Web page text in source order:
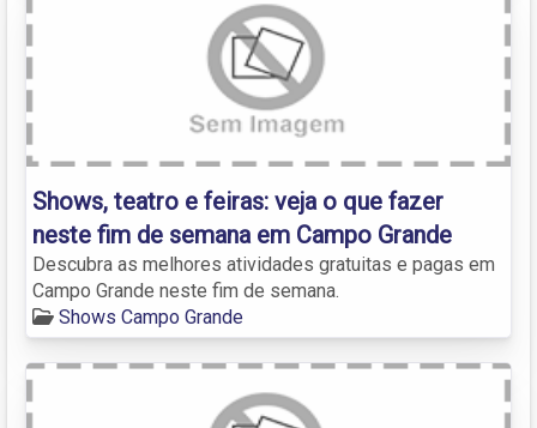
Shows, teatro e feiras: veja o que fazer
neste fim de semana em Campo Grande
Descubra as melhores atividades gratuitas e pagas em
Campo Grande neste fim de semana.
Shows Campo Grande